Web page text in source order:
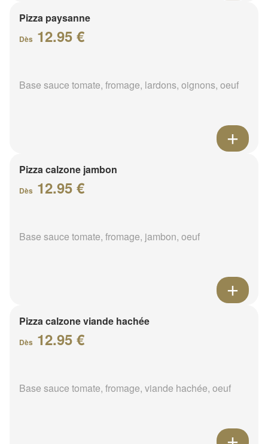
Pizza paysanne
Dès 12.95 €
Base sauce tomate, fromage, lardons, oignons, oeuf
Pizza calzone jambon
Dès 12.95 €
Base sauce tomate, fromage, jambon, oeuf
Pizza calzone viande hachée
Dès 12.95 €
Base sauce tomate, fromage, viande hachée, oeuf